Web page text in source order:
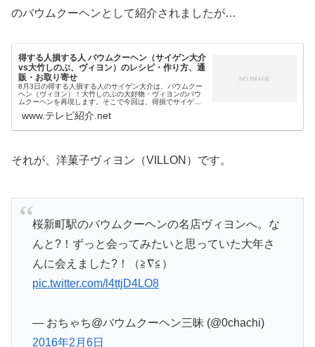
のバウムクーヘンとして紹介されましたが…
得する人損する人 バウムクーヘン（サイゲン大介
vs大竹しのぶ、ヴィヨン）のレシピ・作り方、通
販・お取り寄せ
8月3日の得する人損する人のサイゲン大介は、バウムクー
ヘン（ヴィヨン）！大竹しのぶの大好物・ヴィヨンのバウ
ムクーヘンを再現します。そこで今回は、得損でサイゲン
て、ヴィヨンの通販・お取り寄せ方...
www.テレビ紹介.net
それが、洋菓子ヴィヨン（VILLON）です。
桜新町駅のバウムクーヘンの名店ヴィヨンへ。な
んと?！ずっと会ってみたいと思っていた大年さ
んに会えました?！（≧∇≦）
pic.twitter.com/l4ttjD4LO8
— おちゃち@バウムクーヘン三昧 (@0chachi)
2016年2月6日